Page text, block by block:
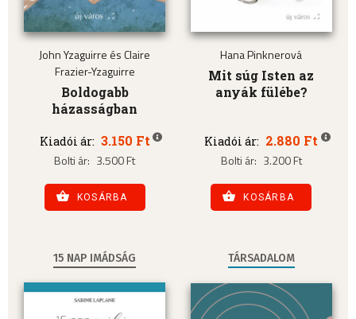
John Yzaguirre és Claire
Frazier-Yzaguirre
Boldogabb
házasságban
Kiadói ár: 3.150 Ft
Bolti ár: 3.500 Ft
KOSÁRBA
Hana Pinknerová
Mit súg Isten az
anyák fülébe?
Kiadói ár: 2.880 Ft
Bolti ár: 3.200 Ft
KOSÁRBA
15 NAP IMÁDSÁG TÁRSADALOM